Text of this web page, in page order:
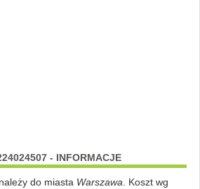
- INFORMACJE
do miasta Warszawa . Koszt wg